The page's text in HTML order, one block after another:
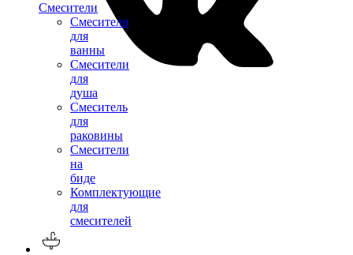
Смесители
Смесители
для
ванны
Смесители
для
душа
Смеситель
для
раковины
Смесители
на
биде
Комплектующие
для
смесителей